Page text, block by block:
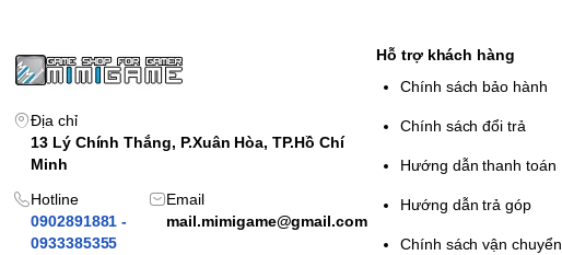
Địa chỉ
13 Lý Chính Thắng, P.Xuân Hòa, TP.Hồ Chí
Minh
Hotline
0902891881 -
0933385355
Email
mail.mimigame@gmail.com
Hỗ trợ khách hàng
Chính sách bảo hành
Chính sách đổi trả
Hướng dẫn thanh toán
Hướng dẫn trả góp
Chính sách vận chuyển